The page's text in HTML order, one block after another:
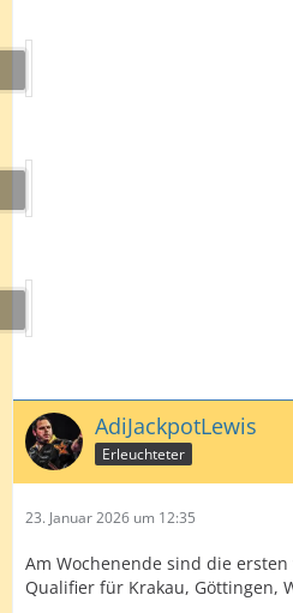
AdiJackpotLewis
Erleuchteter
23. Januar 2026 um 12:35
Am Wochenende sind die
Qualifier für Krakau, Göttingen,